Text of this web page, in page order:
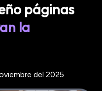
páginas
la
del 2025